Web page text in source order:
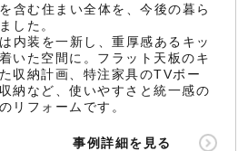
含む住まい全体を、今後の暮ら
した。
内装を一新し、重厚感あるキッ
いた空間に。フラット天板のキ
収納計画、特注家具のTVボー
納など、使いやすさと統一感の
リフォームです。
事例詳細を見る